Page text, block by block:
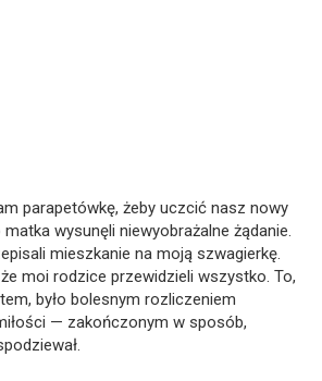
parapetówkę, żeby uczcić nasz nowy
wysunęli niewyobrażalne żądanie.
mieszkanie na moją szwagierkę.
moi rodzice przewidzieli wszystko. To,
było bolesnym rozliczeniem
— zakończonym w sposób,